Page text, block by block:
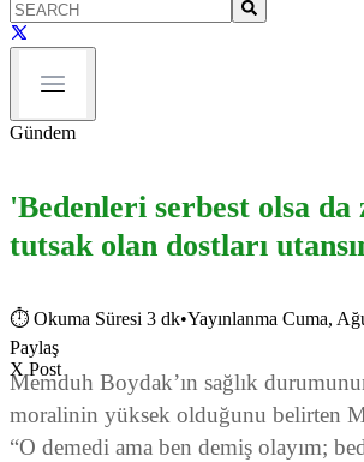
Gündem
'Bedenleri serbest olsa
tutsak olan dostları
⏱ Okuma Süresi 3 dk•Yayınlanma Cuma,
Paylaş
X Post
Memduh Boydak’ın sağlık
moralinin yüksek olduğunu belirten
“O demedi ama ben demiş olayım;